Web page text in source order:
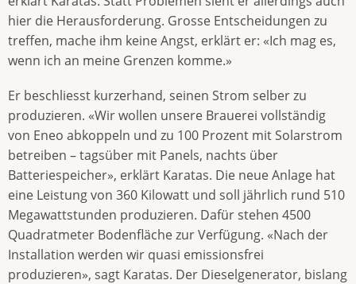
hier die Herausforderung. Grosse Entscheidungen zu
treffen, mache ihm keine Angst, erklärt er: «Ich mag es,
wenn ich an meine Grenzen komme.»
Er beschliesst kurzerhand, seinen Strom selber zu
produzieren. «Wir wollen unsere Brauerei vollständig
von Eneo abkoppeln und zu 100 Prozent mit Solarstrom
betreiben – tagsüber mit Panels, nachts über
Batteriespeicher», erklärt Karatas. Die neue Anlage hat
eine Leistung von 360 Kilowatt und soll jährlich rund 510
Megawattstunden produzieren. Dafür stehen 4500
Quadratmeter Bodenfläche zur Verfügung. «Nach der
Installation werden wir quasi emissionsfrei
produzieren», sagt Karatas. Der Dieselgenerator, bislang